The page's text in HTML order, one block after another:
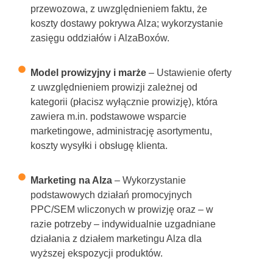
przewozowa, z uwzględnieniem faktu, że
koszty dostawy pokrywa Alza; wykorzystanie
zasięgu oddziałów i AlzaBoxów.
Model prowizyjny i marże – Ustawienie oferty
z uwzględnieniem prowizji zależnej od
kategorii (płacisz wyłącznie prowizję), która
zawiera m.in. podstawowe wsparcie
marketingowe, administrację asortymentu,
koszty wysyłki i obsługę klienta.
Marketing na Alza – Wykorzystanie
podstawowych działań promocyjnych
PPC/SEM wliczonych w prowizję oraz – w
razie potrzeby – indywidualnie uzgadniane
działania z działem marketingu Alza dla
wyższej ekspozycji produktów.